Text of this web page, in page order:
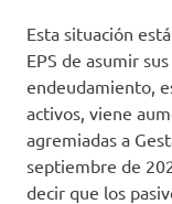
Esta situación
EPS de asumir
endeudamiento,
activos, viene
agremiadas a
septiembre de
decir que los